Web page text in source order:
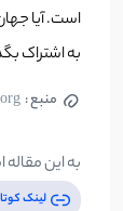
است. آیا
به اشتراک
منبع :
به این مقاله
لینک